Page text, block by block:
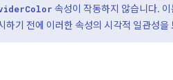
속성이 작동하지 않습니다.
기 전에 이러한 속성의 시각적 일관성을